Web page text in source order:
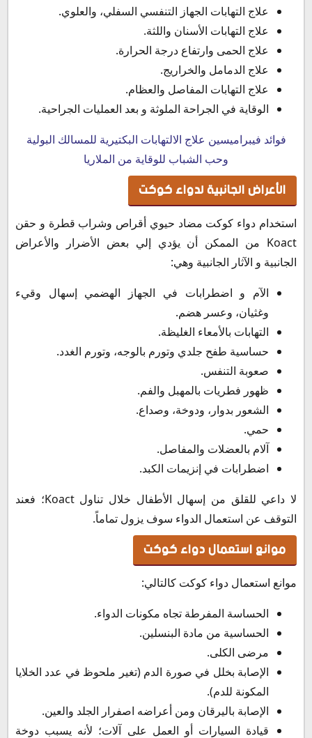
علاج التهابات الجهاز التنفسي السفلي، والعلوي.
علاج التهابات الأسنان واللثة.
علاج الحمى وارتفاع درجة الحرارة.
علاج الدمامل والخراريج.
علاج التهابات المفاصل والعظام.
الوقاية في الجراحة الملوثة و بعد العمليات الجراحية.
فوائد فيبراميسين علاج الالتهابات البكتيرية للمسالك البولية
وحب الشباب للوقاية من الملاريا
الأعراض الجانبية لدواء كوكت
استخدام دواء كوكت مضاد حيوي أقراص وشراب قطرة و حقن
Koact من الممكن أن يؤدي إلي بعض الأضرار والأعراض
الجانبية و الآثار الجانبية وهي:
الآم و اضطرابات في الجهاز الهضمي إسهال وقيء
وغثيان، وعسر هضم.
التهابات بالأمعاء الغليظة.
حساسية طفح جلدي وتورم بالوجه، وتورم الغدد.
صعوبة التنفس.
ظهور فطريات بالمهبل والفم.
الشعور بدوار، ودوخة، وصداع.
حمي.
آلام بالعضلات والمفاصل.
اضطرابات في إنزيمات الكبد.
لا داعي للقلق من إسهال الأطفال خلال تناول Koact؛ فعند
التوقف عن استعمال الدواء سوف يزول تماماً.
موانع استعمال دواء كوكت
موانع استعمال دواء كوكت كالتالي:
الحساسة المفرطة تجاه مكونات الدواء.
الحساسية من مادة البنسلين.
مرضى الكلى.
الإصابة بخلل في صورة الدم (تغير ملحوظ في عدد الخلايا
المكونة للدم).
الإصابة باليرقان ومن أعراضه اصفرار الجلد والعين.
قيادة السيارات أو العمل على آلات؛ لأنه يسبب دوخة